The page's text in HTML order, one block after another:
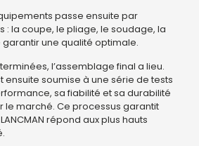
passe ensuite par
: la coupe, le pliage, le soudage, la
une qualité optimale.
l’assemblage final a lieu.
ensuite soumise à une série de tests
sa fiabilité et sa durabilité
le marché. Ce processus garantit
répond aux plus hauts